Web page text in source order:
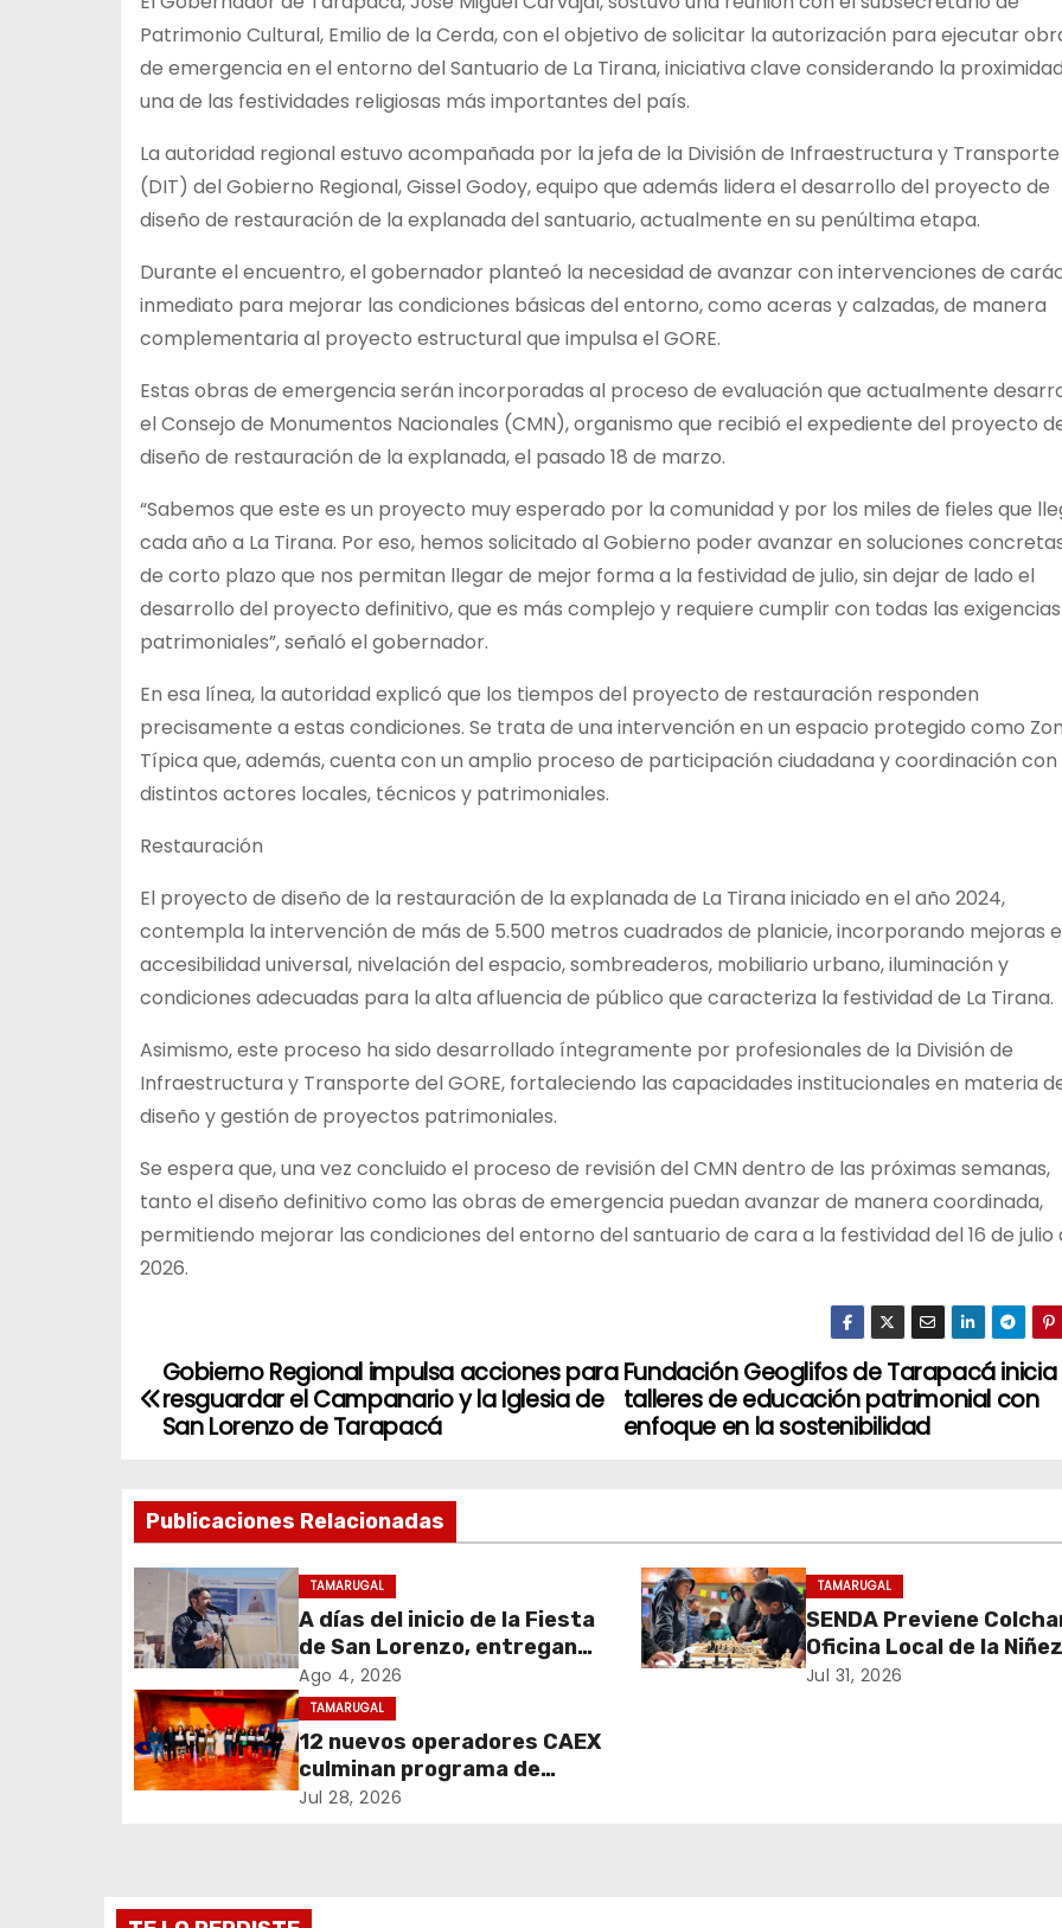
Patrimonio Cultural, Emilio de la Cerda, con el objetivo de solicitar la autorización para ejecutar
de emergencia en el entorno del Santuario de La Tirana, iniciativa clave considerando la
una de las festividades religiosas más importantes del país.
La autoridad regional estuvo acompañada por la jefa de la División de Infraestructura y Transporte
(DIT) del Gobierno Regional, Gissel Godoy, equipo que además lidera el desarrollo del proyecto de
diseño de restauración de la explanada del santuario, actualmente en su penúltima etapa.
Durante el encuentro, el gobernador planteó la necesidad de avanzar con intervenciones de
inmediato para mejorar las condiciones básicas del entorno, como aceras y calzadas, de manera
complementaria al proyecto estructural que impulsa el GORE.
Estas obras de emergencia serán incorporadas al proceso de evaluación que actualmente
el Consejo de Monumentos Nacionales (CMN), organismo que recibió el expediente del proyecto
diseño de restauración de la explanada, el pasado 18 de marzo.
“Sabemos que este es un proyecto muy esperado por la comunidad y por los miles de fieles que
cada año a La Tirana. Por eso, hemos solicitado al Gobierno poder avanzar en soluciones
de corto plazo que nos permitan llegar de mejor forma a la festividad de julio, sin dejar de lado el
desarrollo del proyecto definitivo, que es más complejo y requiere cumplir con todas las exigencias
patrimoniales”, señaló el gobernador.
En esa línea, la autoridad explicó que los tiempos del proyecto de restauración responden
precisamente a estas condiciones. Se trata de una intervención en un espacio protegido como
Típica que, además, cuenta con un amplio proceso de participación ciudadana y coordinación con
distintos actores locales, técnicos y patrimoniales.
Restauración
El proyecto de diseño de la restauración de la explanada de La Tirana iniciado en el año 2024,
contempla la intervención de más de 5.500 metros cuadrados de planicie, incorporando mejoras
accesibilidad universal, nivelación del espacio, sombreaderos, mobiliario urbano, iluminación y
condiciones adecuadas para la alta afluencia de público que caracteriza la festividad de La Tirana.
Asimismo, este proceso ha sido desarrollado íntegramente por profesionales de la División de
Infraestructura y Transporte del GORE, fortaleciendo las capacidades institucionales en materia
diseño y gestión de proyectos patrimoniales.
Se espera que, una vez concluido el proceso de revisión del CMN dentro de las próximas semanas,
tanto el diseño definitivo como las obras de emergencia puedan avanzar de manera coordinada,
permitiendo mejorar las condiciones del entorno del santuario de cara a la festividad del 16 de julio
2026.
N
e
g
a
c
i
ó
Fundación Geoglifos de Tarapacá inicia
talleres de educación patrimonial con
enfoque en la sostenibilidad
Gobierno Regional impulsa acciones para
resguardar el Campanario y la Iglesia de
San Lorenzo de Tarapacá
Publicaciones Relacionadas
TAMARUGAL
A días del inicio de la Fiesta
de San Lorenzo, entregan
obras de emergencia para
resguardar su histórico
campanario
Ago 4, 2026
TAMARUGAL
SENDA Previene
Oficina Local de la Niñez
promueven el buen uso
Jul 31, 2026
TAMARUGAL
12 nuevos operadores CAEX
culminan programa de
formación impulsado por
Jul 28, 2026